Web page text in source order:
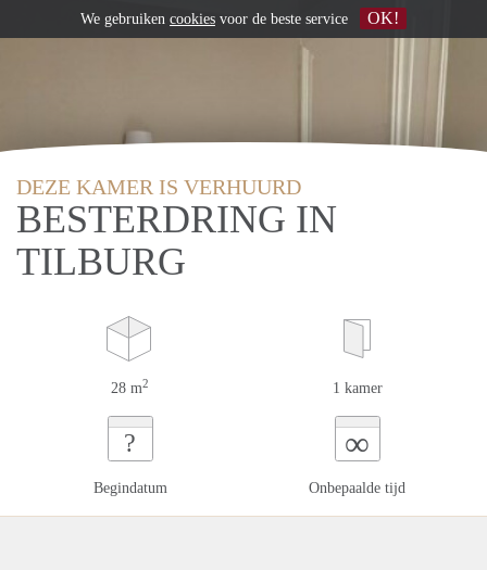
DEZE KAMER IS VERHUURD
BESTERDRING IN
TILBURG
28 m2 1 kamer
?
Begindatum
∞
Onbepaalde tijd
We gebruiken cookies voor de beste service OK!